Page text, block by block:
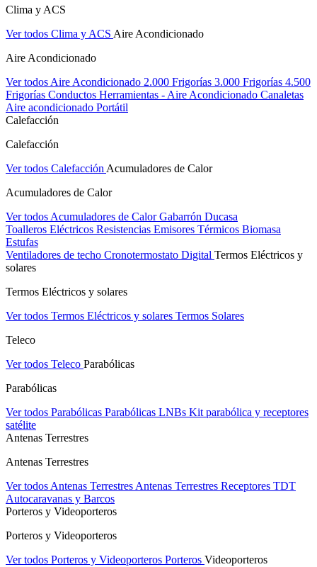
Clima y ACS
Ver todos Clima y ACS Aire Acondicionado
Aire Acondicionado
Ver todos Aire Acondicionado 2.000 Frigorías 3.000 Frigorías 4.500
Frigorías Conductos Herramientas - Aire Acondicionado Canaletas
Aire acondicionado Portátil
Calefacción
Calefacción
Ver todos Calefacción Acumuladores de Calor
Acumuladores de Calor
Ver todos Acumuladores de CalorGabarrón Ducasa
Toalleros Eléctricos Resistencias Emisores Térmicos Biomasa
Estufas
Ventiladores de techo Cronotermostato Digital Termos Eléctricos y
solares
Termos Eléctricos y solares
Ver todos Termos Eléctricos y solares Termos Solares
Teleco
Ver todos Teleco Parabólicas
Parabólicas
Ver todos Parabólicas Parabólicas LNBs Kit parabólica y receptores
satélite
Antenas Terrestres
Antenas Terrestres
Ver todos Antenas Terrestres Antenas Terrestres Receptores TDT
Autocaravanas y Barcos
Porteros y Videoporteros
Porteros y Videoporteros
Ver todos Porteros y Videoporteros Porteros Videoporteros